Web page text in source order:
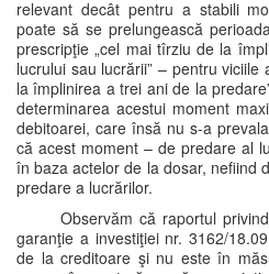
relevant decât pentru a stabili
poate să se prelungească
prescripţie „cel mai tîrziu de la
lucrului sau lucrării” – pentru
la împlinirea a trei ani de la
determinarea acestui moment
debitoarei, care însă nu s-a
că acest moment – de predare al
în baza actelor de la dosar, nefiind
predare a lucrărilor.
Observăm că raportul
garanţie a investiţiei nr. 3162/
de la creditoare şi nu este în